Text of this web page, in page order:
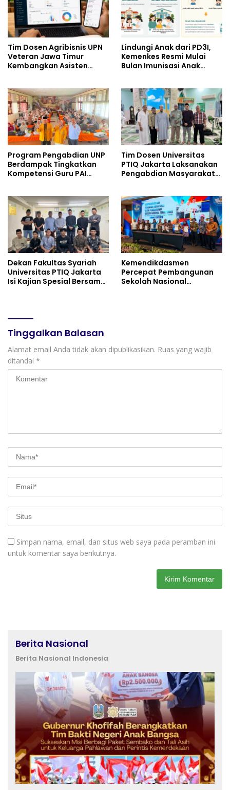
Tim Dosen Agribisnis UPN
Veteran Jawa Timur
Kembangkan Asisten
UMKM
Lindungi Anak dari PD3I,
Kemenkes Resmi Mulai
Bulan Imunisasi Anak
Program Pengabdian UNP
Berdampak Tingkatkan
Kompetensi Guru PAI
Tim Dosen Universitas
PTIQ Jakarta Laksanakan
Pengabdian Masyarakat
Dekan Fakultas Syariah
Universitas PTIQ Jakarta
Isi Kajian Spesial Bersama
Kemendikdasmen
Percepat Pembangunan
Sekolah Nasional
Tinggalkan Balasan
Alamat email Anda tidak akan dipublikasikan. Ruas yang wajib
ditandai *
Simpan nama, email, dan situs web saya pada peramban ini
untuk komentar saya berikutnya.
Berita Nasional
Berita Nasional Indonesia